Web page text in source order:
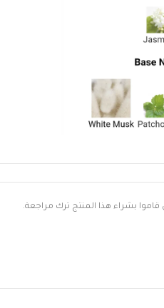
بشراء هذا المنتج ترك مراجعة.